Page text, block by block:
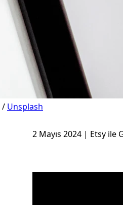
/ Unsplash
2 Mayıs 2024 | Etsy